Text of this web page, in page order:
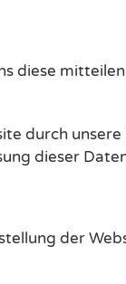
diese
durch
dieser
der